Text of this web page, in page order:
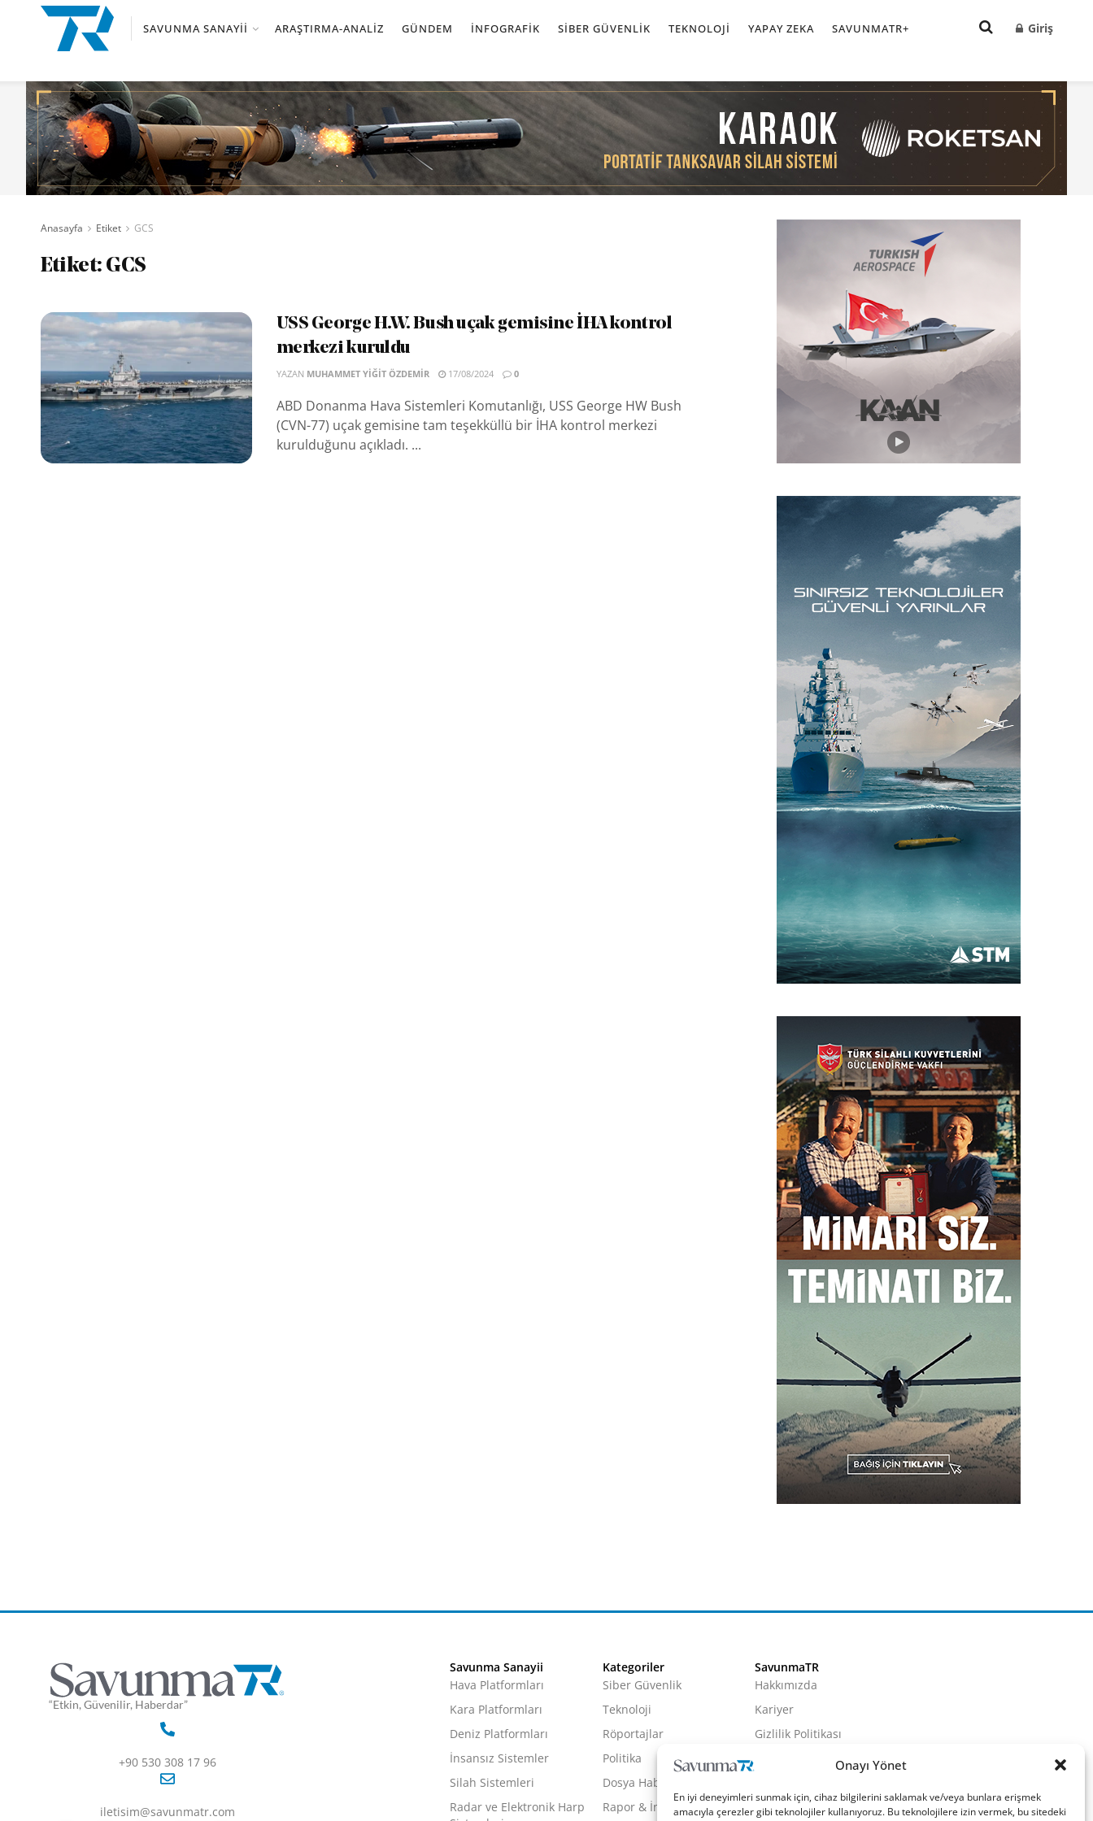
Onayı Yönet
En iyi deneyimleri sunmak için, cihaz bilgilerini saklamak ve/veya bunlara erişmek
amacıyla çerezler gibi teknolojiler kullanıyoruz. Bu teknolojilere izin vermek, bu sitedeki
SAVUNMA SANAYII ARAŞTIRMA-ANALIZ GÜNDEM İNFOGRAFIK SIBER GÜVENLIK TEKNOLOJI YAPAY ZEKA SAVUNMATR+ Giriş
Anasayfa Etiket GCS
Etiket: GCS
USS George H.W. Bush uçak gemisine İHA kontrol
merkezi kuruldu
YAZAN MUHAMMET YIĞIT ÖZDEMIR 17/08/2024 0
ABD Donanma Hava Sistemleri Komutanlığı, USS George HW Bush
(CVN-77) uçak gemisine tam teşekküllü bir İHA kontrol merkezi
kurulduğunu açıkladı. ...
“Etkin, Güvenilir, Haberdar”
+90 530 308 17 96
iletisim@savunmatr.com
Savunma Sanayii
Hava Platformları
Kara Platformları
Deniz Platformları
İnsansız Sistemler
Silah Sistemleri
Radar ve Elektronik Harp
Kategoriler
Siber Güvenlik
Teknoloji
Röportajlar
Politika
Dosya Haber
Rapor & İnfografik
SavunmaTR
Hakkımızda
Kariyer
Gizlilik Politikası